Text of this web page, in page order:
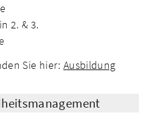
2. & 3.
Sie hier: Ausbildung